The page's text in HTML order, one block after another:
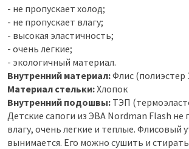
- не пропускает холод;
- не пропускает влагу;
- высокая эластичность;
- очень легкие;
- экологичный материал.
Внутренний материал:Флис (полиэстер
Материал стельки:Хлопок
Внутренний подошвы: ТЭП
Детские сапоги из ЭВА Nordman Flash не
влагу, очень легкие и теплые. Флисовый
вынимается. Его можно сушить и